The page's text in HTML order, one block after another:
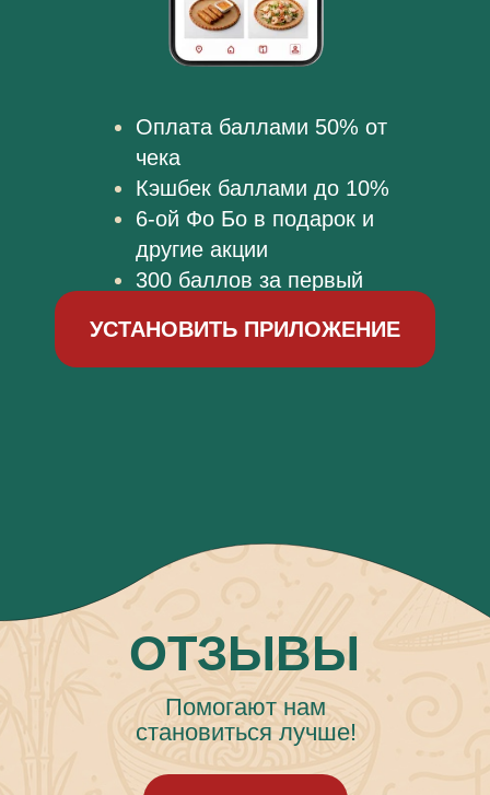
Оплата баллами 50% от
чека
Кэшбек баллами до 10%
6-ой Фо Бо в подарок и
другие акции
300 баллов за первый
УСТАНОВИТЬ ПРИЛОЖЕНИЕ
ОТЗЫВЫ
Помогают нам
становиться лучше!